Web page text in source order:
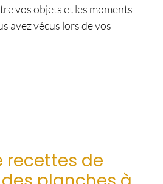
vos objets et les moments
avez vécus lors de vos
recettes de